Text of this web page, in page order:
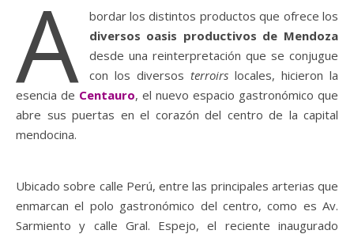
A
bordar los distintos productos que ofrece los
diversos oasis productivos de Mendoza
desde una reinterpretación que se conjugue
con los diversos terroirs locales, hicieron la
esencia de Centauro, el nuevo espacio gastronómico que
abre sus puertas en el corazón del centro de la capital
mendocina.
Ubicado sobre calle Perú, entre las principales arterias que
enmarcan el polo gastronómico del centro, como es Av.
Sarmiento y calle Gral. Espejo, el reciente inaugurado